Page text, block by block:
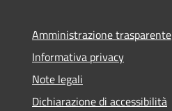
Amministrazione trasparente
Informativa privacy
Note legali
Dichiarazione di accessibilità